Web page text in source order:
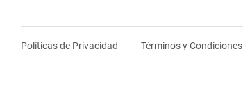
Políticas de Privacidad Términos y Condiciones